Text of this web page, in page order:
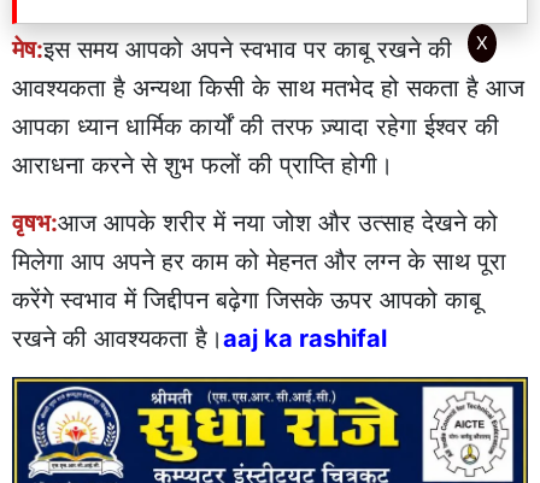
मेष:इस समय आपको अपने स्वभाव पर काबू रखने की
आवश्यकता है अन्यथा किसी के साथ मतभेद हो सकता है आज
आपका ध्यान धार्मिक कार्यों की तरफ ज़्यादा रहेगा ईश्वर की
आराधना करने से शुभ फलों की प्राप्ति होगी।
वृषभ:आज आपके शरीर में नया जोश और उत्साह देखने को
मिलेगा आप अपने हर काम को मेहनत और लग्न के साथ पूरा
करेंगे स्वभाव में जिद्दीपन बढ़ेगा जिसके ऊपर आपको काबू
रखने की आवश्यकता है।aaj ka rashifal
X